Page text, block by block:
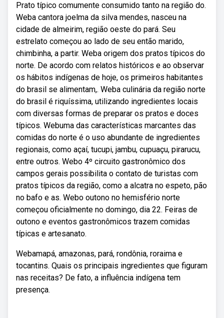
Prato típico comumente consumido tanto na região do.
Weba cantora joelma da silva mendes, nasceu na
cidade de almeirim, região oeste do pará. Seu
estrelato começou ao lado de seu então marido,
chimbinha, a partir. Weba origem dos pratos típicos do
norte. De acordo com relatos históricos e ao observar
os hábitos indígenas de hoje, os primeiros habitantes
do brasil se alimentam,. Weba culinária da região norte
do brasil é riquíssima, utilizando ingredientes locais
com diversas formas de preparar os pratos e doces
típicos. Webuma das características marcantes das
comidas do norte é o uso abundante de ingredientes
regionais, como açaí, tucupi, jambu, cupuaçu, pirarucu,
entre outros. Webo 4º circuito gastronômico dos
campos gerais possibilita o contato de turistas com
pratos típicos da região, como a alcatra no espeto, pão
no bafo e as. Webo outono no hemisfério norte
começou oficialmente no domingo, dia 22. Feiras de
outono e eventos gastronômicos trazem comidas
típicas e artesanato.
Webamapá, amazonas, pará, rondônia, roraima e
tocantins. Quais os principais ingredientes que figuram
nas receitas? De fato, a influência indígena tem
presença.